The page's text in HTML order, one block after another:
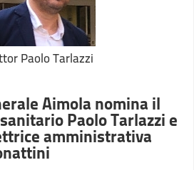
Paolo Tarlazzi
Aimola nomina il
Paolo Tarlazzi e
amministrativa